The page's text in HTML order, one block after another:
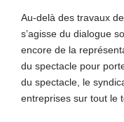
Au-delà des travaux
s’agisse du dialogue
encore de la
du spectacle pour
du spectacle, le
entreprises sur tout le